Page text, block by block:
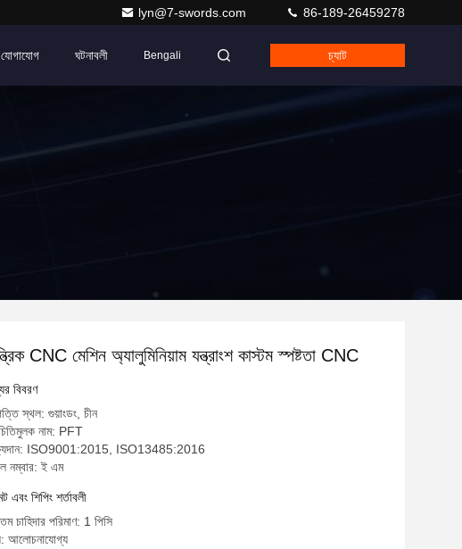
lyn@7-swords.com 86-189-26459278
ঘটনাবলী Bengali চ্যাট
CNC মেশিন অ্যালুমিনিয়াম যন্ত্রাংশ কাস্টম স্পষ্টতা CNC
বিবরণ
স্থল: গুয়াংডং, চীন
নাম: PFT
ISO9001:2015, ISO13485:2016
নম্বার: ই এম
এবং শিপিং শর্তাবলী
চাহিদার পরিমাণ: 1 পিসি
আলোচনাযোগ্য